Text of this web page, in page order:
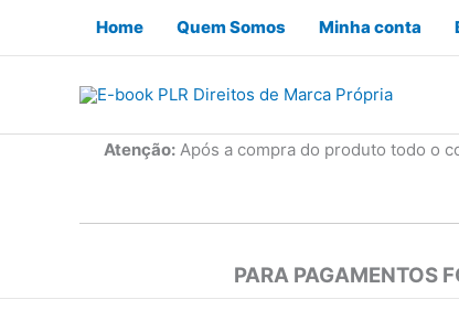
Home Quem Somos Minha conta
Atenção:Após a compra do produto todo o
PARA PAGAMENTOS